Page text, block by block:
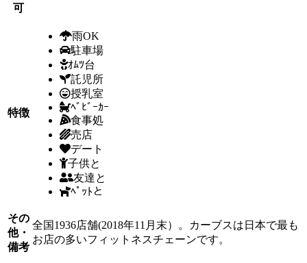
可
特徴
雨OK
駐車場
ｵﾑﾂ台
託児所
授乳室
ﾍﾞﾋﾞｰｶｰ
食事処
売店
デート
子供と
友達と
ﾍﾟｯﾄと
その
他・
備考
全国1936店舗(2018年11月末）。カーブスは日本で最も
お店の多いフィットネスチェーンです。